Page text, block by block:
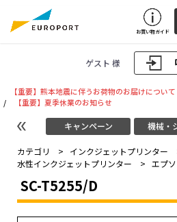
ゲスト 様
お買い物ガイド
【重要】熊本地震に伴うお荷物のお届けについて
/
【重要】夏季休業のお知らせ
キャンペーン 機械・
カテゴリ > インクジェットプリンター
水性インクジェットプリンター
> エプ
SC-T5255/D